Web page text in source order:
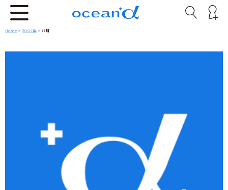
Home > 2007年 > 11月